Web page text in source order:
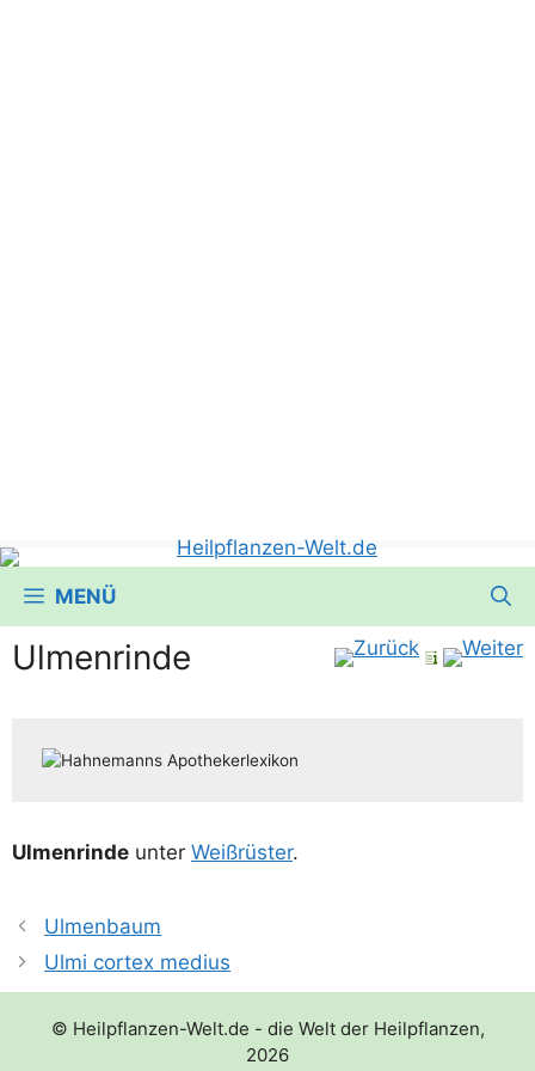
MENÜ
Ulmenrinde
Ulmen­rin­de unter Weiß­rüs­ter.
Ulmenbaum
Ulmi cortex medius
© Heilpflanzen-Welt.de - die Welt der Heilpflanzen,
2026